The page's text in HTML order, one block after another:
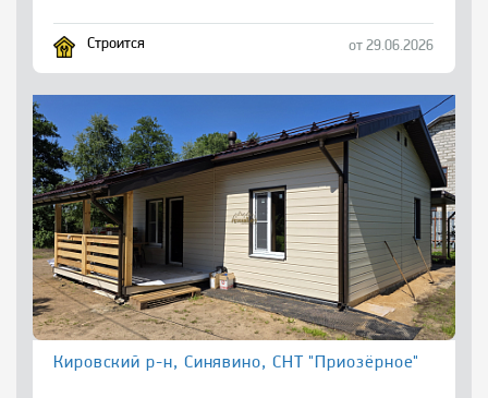
Строится от 29.06.2026
Кировский р-н, Синявино, СНТ "Приозёрное"